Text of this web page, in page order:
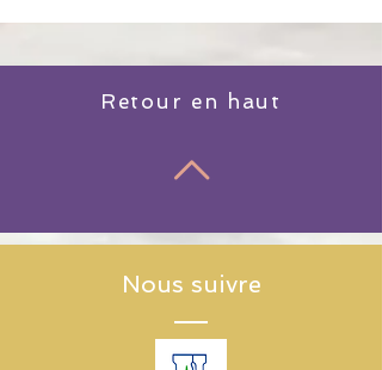
Retour en haut
Nous suivre